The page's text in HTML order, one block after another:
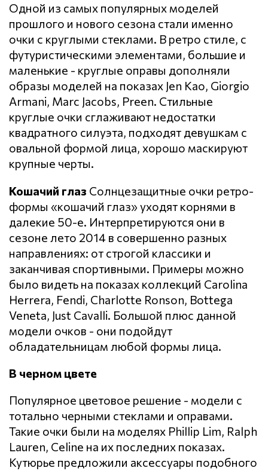
Одной из самых популярных моделей
прошлого и нового сезона стали именно
очки с круглыми стеклами. В ретро стиле, с
футуристическими элементами, большие и
маленькие - круглые оправы дополняли
образы моделей на показах Jen Kao, Giorgio
Armani, Marc Jacobs, Preen. Стильные
круглые очки сглаживают недостатки
квадратного силуэта, подходят девушкам с
овальной формой лица, хорошо маскируют
крупные черты.
Кошачий глаз Солнцезащитные очки ретро-
формы «кошачий глаз» уходят корнями в
далекие 50-е. Интерпретируются они в
сезоне лето 2014 в совершенно разных
направлениях: от строгой классики и
заканчивая спортивными. Примеры можно
было видеть на показах коллекций Carolina
Herrera, Fendi, Charlotte Ronson, Bottega
Veneta, Just Cavalli. Большой плюс данной
модели очков - они подойдут
обладательницам любой формы лица.
В черном цвете
Популярное цветовое решение - модели с
тотально черными стеклами и оправами.
Такие очки были на моделях Phillip Lim, Ralph
Lauren, Celine на их последних показах.
Кутюрье предложили аксессуары подобного